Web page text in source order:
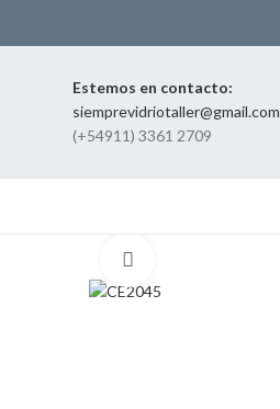
Estemos en contacto:
siemprevidriotaller@gmail.com
(+54911) 3361 2709